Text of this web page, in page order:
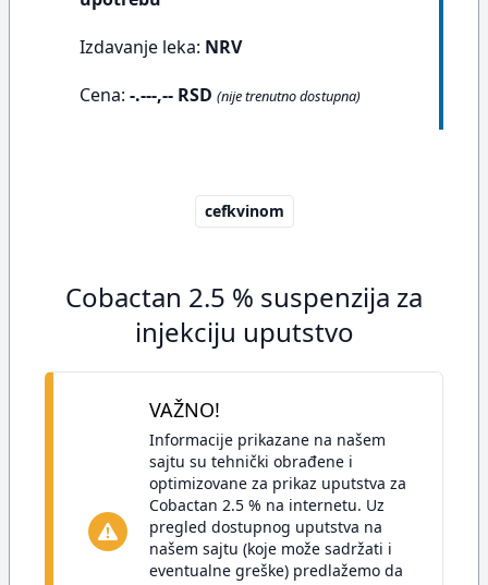
Izdavanje leka: NRV
Cena: -.---,-- RSD (nije trenutno dostupna)
cefkvinom
Cobactan 2.5 % suspenzija za
injekciju uputstvo
VAŽNO!
Informacije prikazane na našem
sajtu su tehnički obrađene i
optimizovane za prikaz uputstva za
Cobactan 2.5 % na internetu. Uz
pregled dostupnog uputstva na
našem sajtu (koje može sadržati i
eventualne greške) predlažemo da